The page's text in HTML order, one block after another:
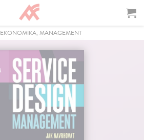
EKONOMIKA, MANAGEMENT